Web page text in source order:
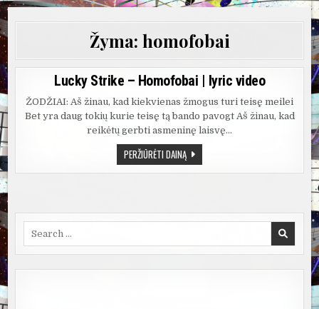
Žyma: homofobai
Lucky Strike – Homofobai | lyric video
ŽODŽIAI: Aš žinau, kad kiekvienas žmogus turi teisę meilei
Bet yra daug tokių kurie teisę tą bando pavogt Aš žinau, kad
reikėtų gerbti asmeninę laisvę…
PERŽIŪRĖTI DAINĄLUCKY
STRIKE
–